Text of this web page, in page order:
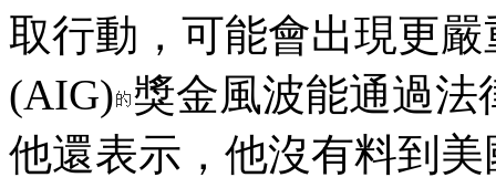
取行動，可能會出現更嚴
(AIG) 獎金風波能通過
他還表示，他沒有料到